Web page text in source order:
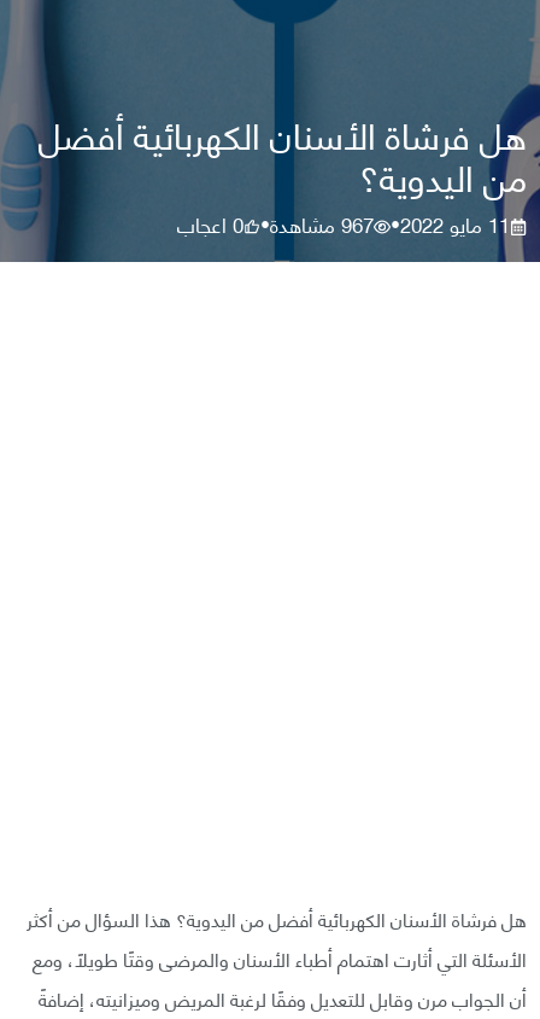
هل فرشاة الأسنان الكهربائية أفضل
من اليدوية؟
11 مايو 2022 •
967مشاهدة•
0اعجاب
هل فرشاة الأسنان الكهربائية أفضل من اليدوية؟ هذا السؤال من أكثر
الأسئلة التي أثارت اهتمام أطباء الأسنان والمرضى وقتًا طويلًا، ومع
أن الجواب مرن وقابل للتعديل وفقًا لرغبة المريض وميزانيته، إضافةً